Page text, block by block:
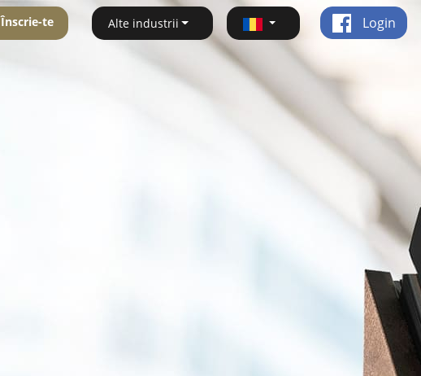
Înscrie-te Alte industrii Login